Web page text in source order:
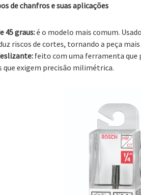
de chanfros e suas aplicações
45 graus:é o modelo mais comum.
riscos de cortes, tornando a peça mais
feito com uma ferramenta que
que exigem precisão milimétrica.